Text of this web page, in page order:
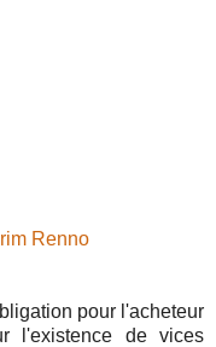
Renno
pour l'acheteur
l'existence de vices